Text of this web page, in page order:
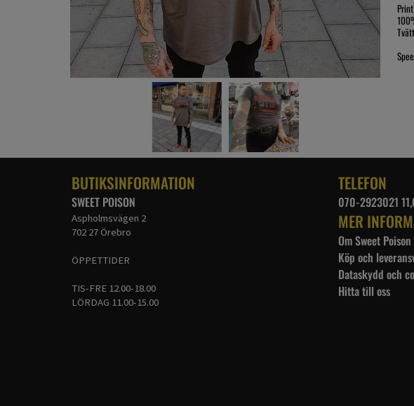
BUTIKSINFORMATION
SWEET POISON
Aspholmsvägen 2
702 27 Örebro
ÖPPETTIDER
TIS-FRE 12.00-18.00
LÖRDAG 11.00-15.00
TELEFON
070-2923021
MER
Om Sweet Poison
Köp och
Dataskydd och
Hitta till oss